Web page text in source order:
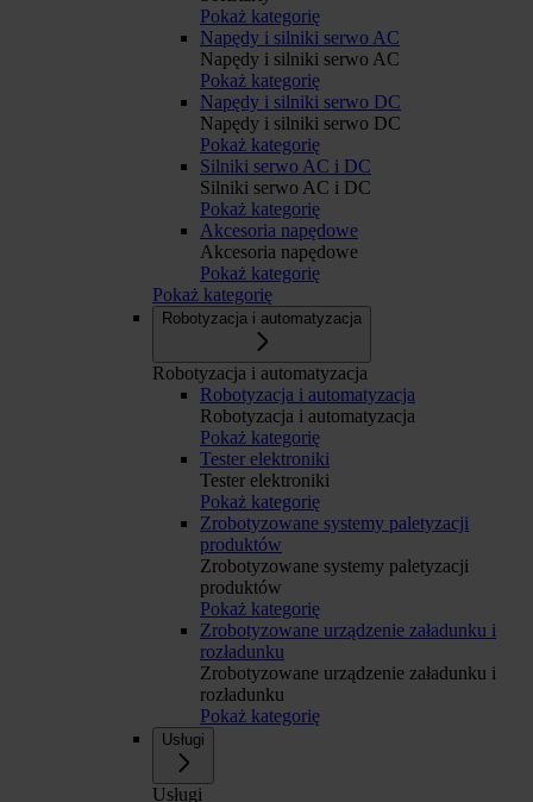
Pokaż kategorię
Napędy i silniki serwo AC
Napędy i silniki serwo AC
Pokaż kategorię
Napędy i silniki serwo DC
Napędy i silniki serwo DC
Pokaż kategorię
Silniki serwo AC i DC
Silniki serwo AC i DC
Pokaż kategorię
Akcesoria napędowe
Akcesoria napędowe
Pokaż kategorię
Pokaż kategorię
Robotyzacja i automatyzacja
Robotyzacja i automatyzacja
Robotyzacja i automatyzacja
Robotyzacja i automatyzacja
Pokaż kategorię
Tester elektroniki
Tester elektroniki
Pokaż kategorię
Zrobotyzowane systemy paletyzacji
produktów
Zrobotyzowane systemy paletyzacji
produktów
Pokaż kategorię
Zrobotyzowane urządzenie załadunku i
rozładunku
Zrobotyzowane urządzenie załadunku i
rozładunku
Pokaż kategorię
Usługi
Usługi